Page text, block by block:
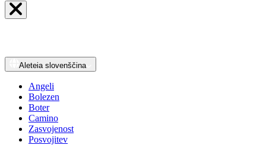
Aleteia slovenščina
Angeli
Bolezen
Boter
Camino
Zasvojenost
Posvojitev